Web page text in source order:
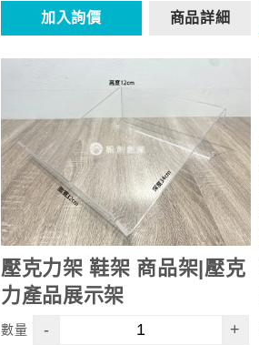
加入詢價 商品詳細
壓克力架 鞋架 商品架|壓克
力產品展示架
數量 - +